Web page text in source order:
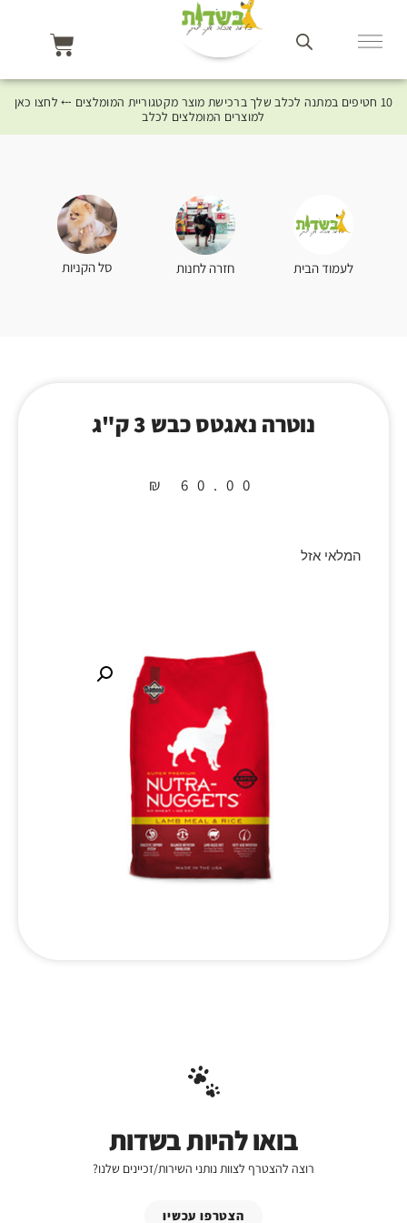
10 חטיפים במתנה לכלב שלך ברכישת מוצר מקטגוריית המומלצים ⤎ לחצו כאן
למוצרים המומלצים לכלב
לעמוד הבית חזרה לחנות סל הקניות
נוטרה נאגטס כבש 3 ק"ג
₪ 60.00
המלאי אזל
בואו להיות בשדות
רוצה להצטרף לצוות נותני השירות/זכיינים שלנו?
הצטרפו עכשיו